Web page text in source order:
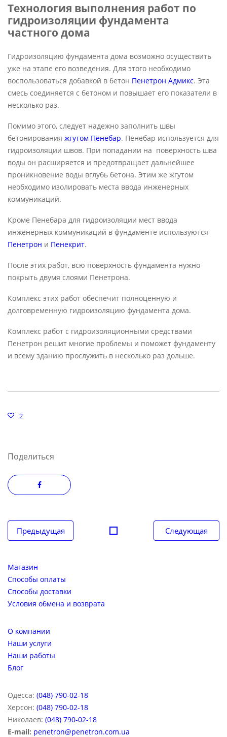
Технология выполнения работ по
гидроизоляции фундамента
частного дома
Гидроизоляцию фундамента дома возможно осуществить
уже на этапе его возведения. Для этого необходимо
воспользоваться добавкой в бетон Пенетрон Адмикс. Эта
смесь соединяется с бетоном и повышает его показатели в
несколько раз.
Помимо этого, следует надежно заполнить швы
бетонирования жгутом Пенебар. Пенебар используется для
гидроизоляции швов. При попадании на поверхность шва
воды он расширяется и предотвращает дальнейшее
проникновение воды вглубь бетона. Этим же жгутом
необходимо изолировать места ввода инженерных
коммуникаций.
Кроме Пенебара для гидроизоляции мест ввода
инженерных коммуникаций в фундаменте используются
Пенетрон и Пенекрит.
После этих работ, всю поверхность фундамента нужно
покрыть двумя слоями Пенетрона.
Комплекс этих работ обеспечит полноценную и
долговременную гидроизоляцию фундамента дома.
Комплекс работ с гидроизоляционными средствами
Пенетрон решит многие проблемы и поможет фундаменту
и всему зданию прослужить в несколько раз дольше.
2
Поделиться
Навигация
по
Предыдущая Следующая
Магазин
Способы оплаты
Способы доставки
Условия обмена и возврата
О компании
Наши услуги
Наши работы
Блог
Одесса: (048) 790-02-18
Херсон: (048) 790-02-18
Николаев: (048) 790-02-18
E-mail: penetron@penetron.com.ua